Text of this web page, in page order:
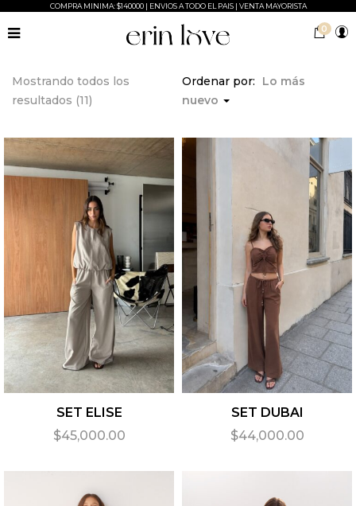
COMPRA MINIMA: $140000 | ENVIOS A TODO EL PAIS | VENTA MAYORISTA
0
Mostrando todos los
resultados (11)
Ordenar por:
Lo más
nuevo
SET ELISE
$45,000.00
SET DUBAI
$44,000.00